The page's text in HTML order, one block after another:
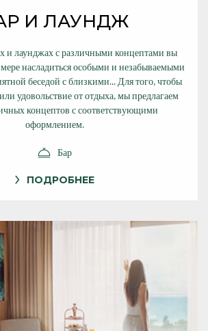
И ЛАУНДЖ
и лаунджах с различными концептами вы
насладиться особыми и незабываемыми
беседой с близкими... Для того, чтобы
удовольствие от отдыха, мы предлагаем
концептов с соответствующими
оформлением.
Бар
ПОДРОБНЕЕ